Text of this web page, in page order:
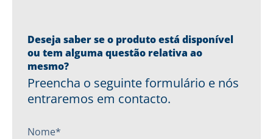
Deseja saber se o produto está disponível
ou tem alguma questão relativa ao
mesmo?
Preencha o seguinte formulário e nós
entraremos em contacto.
Nome*